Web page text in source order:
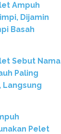
Ampuh
Dijamin
Basah
Sebut Nama
Paling
Langsung
Pelet